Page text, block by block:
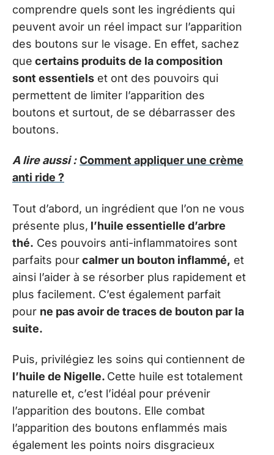
comprendre quels sont les ingrédients qui
peuvent avoir un réel impact sur l’apparition
des boutons sur le visage. En effet, sachez
que certains produits de la composition
sont essentiels et ont des pouvoirs qui
permettent de limiter l’apparition des
boutons et surtout, de se débarrasser des
boutons.
A lire aussi : Comment appliquer une crème
anti ride ?
Tout d’abord, un ingrédient que l’on ne vous
présente plus, l’huile essentielle d’arbre
thé. Ces pouvoirs anti-inflammatoires sont
parfaits pourcalmer un bouton inflammé, et
ainsi l’aider à se résorber plus rapidement et
plus facilement. C’est également parfait
pour ne pas avoir de traces de bouton par la
suite.
Puis, privilégiez les soins qui contiennent de
l’huile de Nigelle. Cette huile est totalement
naturelle et, c’est l’idéal pour prévenir
l’apparition des boutons. Elle combat
l’apparition des boutons enflammés mais
également les points noirs disgracieux